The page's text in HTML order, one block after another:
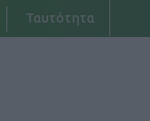
Ταυτότητα